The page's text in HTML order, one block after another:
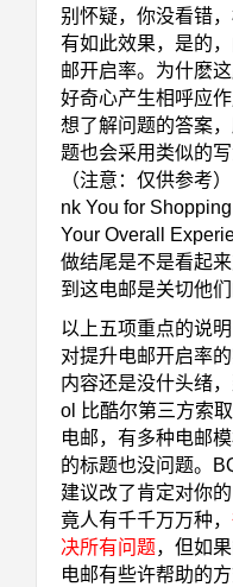
别怀疑，你没看错
有如此效果，是的
邮开启率。为什麽
好奇心产生相呼应
想了解问题的答案
题也会采用类似的
（注意：仅供参考
nk You for
Your Overall
做结尾是不是看起
到这电邮是关切他们
以上五项重点的说
对提升电邮开启率
内容还是没什头绪
ol 比酷尔第三方索
电邮，有多种电邮
的标题也没问题。
建议改了肯定对你
竟人有千千万万种，
决所有问题，但如
电邮有些许帮助的